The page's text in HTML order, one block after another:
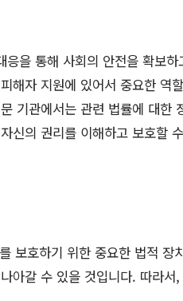
을 통해 사회의 안전을 확보하
해자 지원에 있어서 중요한 역
기관에서는 관련 법률에 대한
신의 권리를 이해하고 보호할
보호하기 위한 중요한 법적 장
아갈 수 있을 것입니다. 따라서